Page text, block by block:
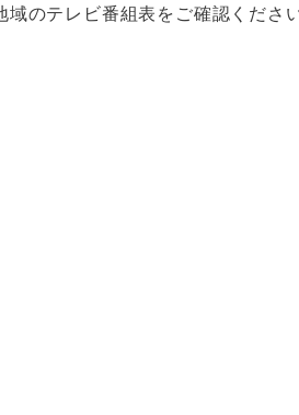
のテレビ番組表をご確認ください